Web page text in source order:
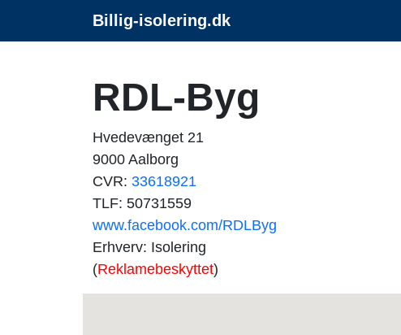
Billig-isolering.dk
RDL-Byg
Hvedevænget 21
9000 Aalborg
CVR: 33618921
TLF: 50731559
www.facebook.com/RDLByg
Erhverv: Isolering
(Reklamebeskyttet)